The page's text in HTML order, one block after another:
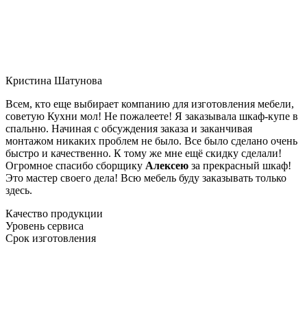
Кристина Шатунова
Всем, кто еще выбирает компанию для изготовления мебели,
советую Кухни мол! Не пожалеете! Я заказывала шкаф-купе в
спальню. Начиная с обсуждения заказа и заканчивая
монтажом никаких проблем не было. Все было сделано очень
быстро и качественно. К тому же мне ещё скидку сделали!
Огромное спасибо сборщику Алексею за прекрасный шкаф!
Это мастер своего дела! Всю мебель буду заказывать только
здесь.
Качество продукции
Уровень сервиса
Срок изготовления